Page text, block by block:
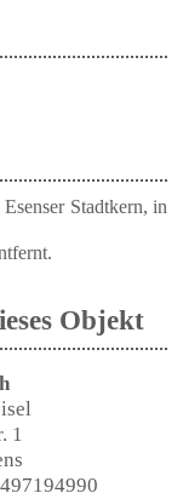
Stadtkern, in
Objekt
1